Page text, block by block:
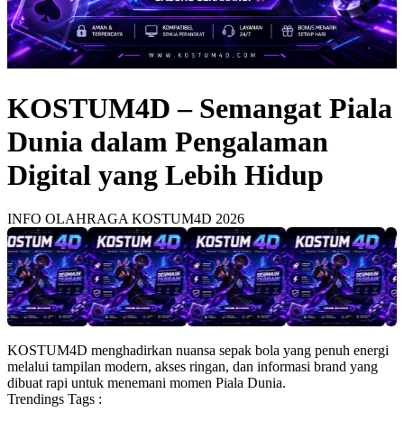
KOSTUM4D – Semangat Piala
Dunia dalam Pengalaman
Digital yang Lebih Hidup
INFO OLAHRAGA KOSTUM4D 2026
KOSTUM4D menghadirkan nuansa sepak bola yang penuh energi
melalui tampilan modern, akses ringan, dan informasi brand yang
dibuat rapi untuk menemani momen Piala Dunia.
Trendings Tags :